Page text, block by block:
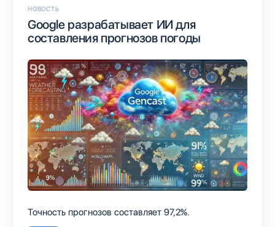
НОВОСТЬ
Google разрабатывает ИИ для
составления прогнозов погоды
Точность прогнозов составляет 97,2%.